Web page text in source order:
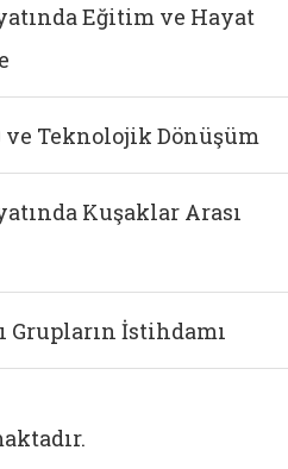
Eğitim ve Hayat
ve Teknolojik Dönüşüm
Kuşaklar Arası
Grupların İstihdamı